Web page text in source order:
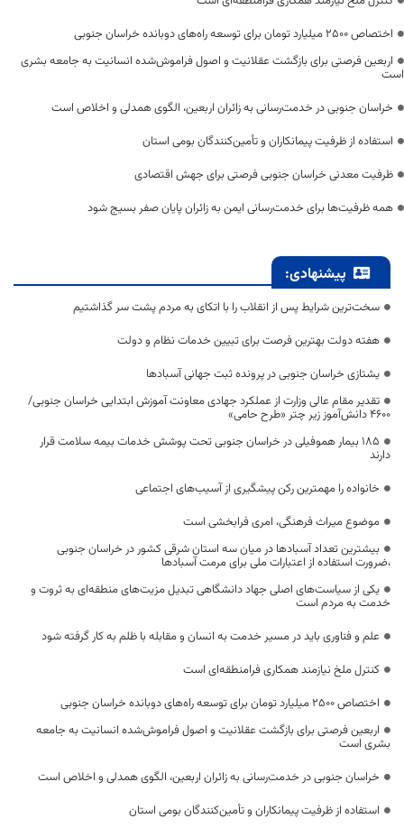
اختصاص 2500 میلیارد تومان برای توسعه راه‌های دوبانده خراسان جنوبی
اربعین فرصتی برای بازگشت عقلانیت و اصول فراموش‌شده انسانیت به جامعه بشری
است
خراسان جنوبی در خدمت‌رسانی به زائران اربعین، الگوی همدلی و اخلاص است
استفاده از ظرفیت پیمانکاران و تأمین‌کنندگان بومی استان
ظرفیت معدنی خراسان جنوبی فرصتی برای جهش اقتصادی
همه ظرفیت‌ها برای خدمت‌رسانی ایمن به زائران پایان صفر بسیج شود
پیشنهادی:
سخت‌ترین شرایط پس از انقلاب را با اتکای به مردم پشت سر گذاشتیم
هفته دولت بهترین فرصت برای تبیین خدمات نظام و دولت
یشتازی خراسان جنوبی در پرونده ثبت جهانی آسبادها
تقدیر مقام عالی وزارت از عملکرد جهادی معاونت آموزش ابتدایی خراسان جنوبی/
۴۶۰۰ دانش‌آموز زیر چتر «طرح حامی»
۱۸۵ بیمار هموفیلی در خراسان جنوبی تحت پوشش خدمات بیمه سلامت قرار
دارند
خانواده را مهمترین رکن پیشگیری از آسیب‌های اجتماعی
موضوع میراث فرهنگی، امری فرابخشی است
بیشترین تعداد آسبادها در میان سه استان شرقی کشور در خراسان جنوبی
،ضرورت استفاده از اعتبارات ملی برای مرمت آسبادها
یکی از سیاست‌های اصلی جهاد دانشگاهی تبدیل مزیت‌های منطقه‌ای به ثروت و
خدمت به مردم است
علم و فناوری باید در مسیر خدمت به انسان و مقابله با ظلم به کار گرفته شود
کنترل ملخ نیازمند همکاری فرامنطقه‌ای است
اختصاص 2500 میلیارد تومان برای توسعه راه‌های دوبانده خراسان جنوبی
اربعین فرصتی برای بازگشت عقلانیت و اصول فراموش‌شده انسانیت به جامعه
بشری است
خراسان جنوبی در خدمت‌رسانی به زائران اربعین، الگوی همدلی و اخلاص است
استفاده از ظرفیت پیمانکاران و تأمین‌کنندگان بومی استان